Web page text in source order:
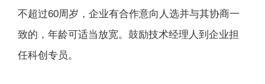
不超过60周岁，企业有合作意向人选并与其协商一
致的，年龄可适当放宽。鼓励技术经理人到企业担
任科创专员。